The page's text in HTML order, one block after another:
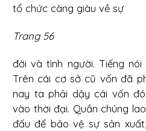
tổ chức càng giàu về sự
Trang 56
đời và tình người. Tiếng
Trên cái cơ sở cũ vốn đã
nay ta phải dậy cái vốn
vào thời đại. Quần chúng
đấu để bảo vệ sự sản